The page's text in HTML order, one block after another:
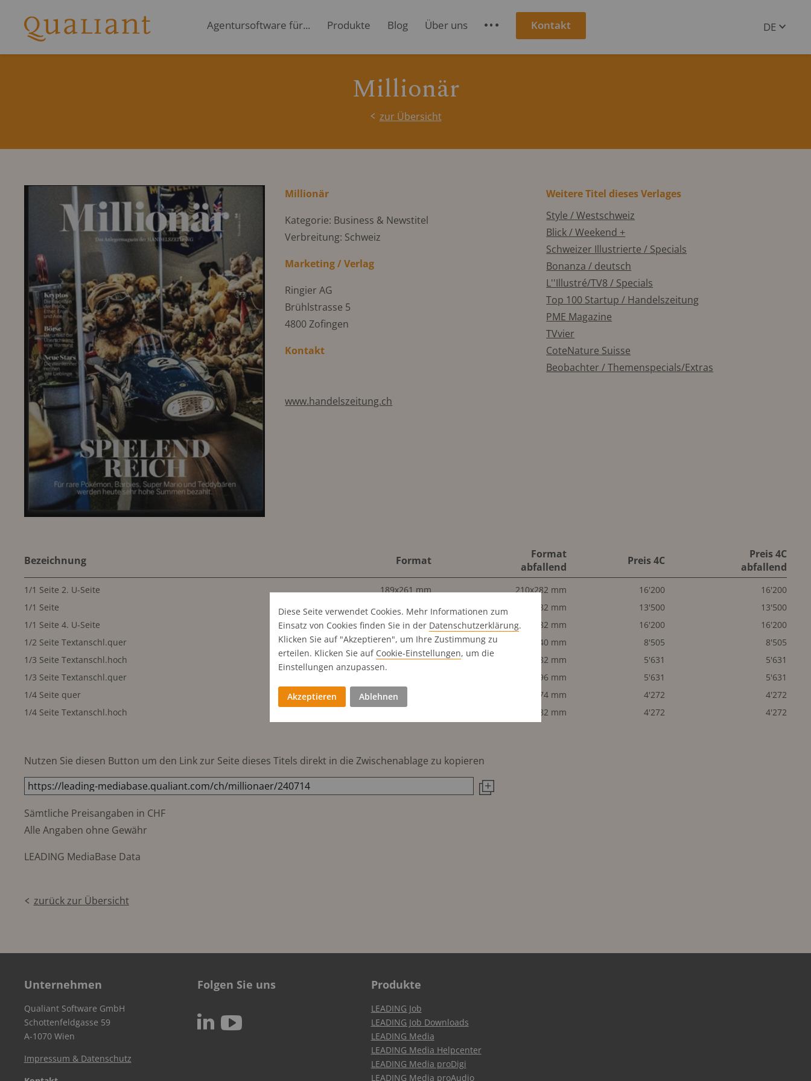
Agentursoftware für... Produkte Blog Über uns S Kontakt
DE
Millionär
zur Übersicht
Millionär
Kategorie: Business & Newstitel
Verbreitung: Schweiz
Marketing / Verlag
Ringier AG
Brühlstrasse 5
4800 Zofingen
Kontakt
www.handelszeitung.ch
Weitere Titel dieses Verlages
Style / Westschweiz
Blick / Weekend +
Schweizer Illustrierte / Specials
Bonanza / deutsch
L''Illustré/TV8 / Specials
Top 100 Startup / Handelszeitung
PME Magazine
TVvier
CoteNature Suisse
Beobachter / Themenspecials/Extras
Bezeichnung Format
Format
abfallend
Preis 4C
Preis 4C
abfallend
1/1 Seite 2. U-Seite 189x261 mm 210x282 mm 16'200
16'200
1/1 Seite
189x261 mm 210x282 mm 13'500
13'500
1/1 Seite 4. U-Seite
189x261 mm 210x282 mm 16'200
16'200
1/2 Seite Textanschl.quer
189x129 mm 210x140 mm 8'505
8'505
1/3 Seite Textanschl.hoch
61x261 mm 71x282 mm 5'631
5'631
1/3 Seite Textanschl.quer
210x96 mm 5'631
5'631
1/4 Seite quer
189x63 mm 210x74 mm 4'272
4'272
1/4 Seite Textanschl.hoch
56x282 mm 4'272 4'272
Nutzen Sie diesen Button um den Link zur Seite dieses Titels direkt in die Zwischenablage zu kopieren
Sämtliche Preisangaben in CHF
Alle Angaben ohne Gewähr
LEADING MediaBase Data
zurück zur Übersicht
Unternehmen
Qualiant Software GmbH
Schottenfeldgasse 59
A-1070 Wien
Impressum & Datenschutz
Folgen Sie uns
N c
Produkte
LEADING Job
LEADING Job Downloads
LEADING Media
LEADING Media Helpcenter
LEADING Media proDigi
LEADING Media proAudio
Diese Seite verwendet Cookies. Mehr Informationen zum
Einsatz von Cookies finden Sie in der Datenschutz­erklärung.
Klicken Sie auf "Akzeptieren", um Ihre Zustimmung zu
erteilen. Klicken Sie auf Cookie-Einstellungen, um die
Einstellungen anzupassen.
Akzeptieren Ablehnen